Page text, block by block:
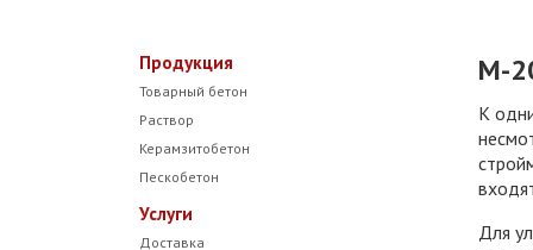
Продукция
Товарный бетон
Раствор
Керамзитобетон
Пескобетон
Услуги
Доставка
М-
К
Для